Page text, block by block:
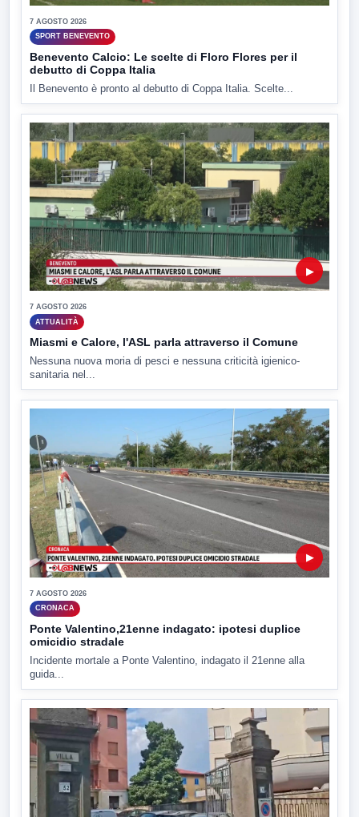
7 AGOSTO 2026
SPORT BENEVENTO
Benevento Calcio: Le scelte di Floro Flores per il
debutto di Coppa Italia
Il Benevento è pronto al debutto di Coppa Italia. Scelte...
▶
7 AGOSTO 2026
ATTUALITÀ
Miasmi e Calore, l'ASL parla attraverso il Comune
Nessuna nuova moria di pesci e nessuna criticità igienico-
sanitaria nel...
▶
7 AGOSTO 2026
CRONACA
Ponte Valentino,21enne indagato: ipotesi duplice
omicidio stradale
Incidente mortale a Ponte Valentino, indagato il 21enne alla
guida...